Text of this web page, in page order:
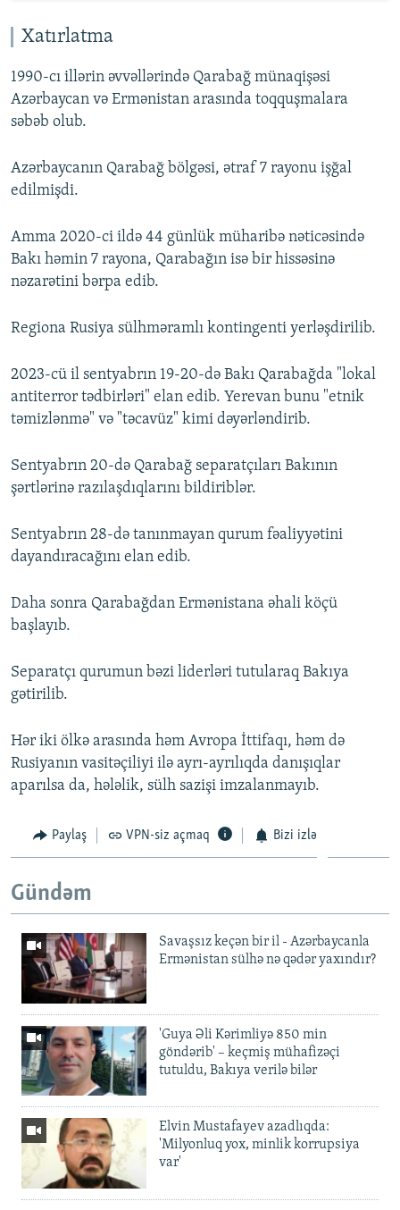
Xatırlatma
1990-cı illərin əvvəllərində Qarabağ münaqişəsi
Azərbaycan və Ermənistan arasında toqquşmalara
səbəb olub.
Azərbaycanın Qarabağ bölgəsi, ətraf 7 rayonu işğal
edilmişdi.
Amma 2020-ci ildə 44 günlük müharibə nəticəsində
Bakı həmin 7 rayona, Qarabağın isə bir hissəsinə
nəzarətini bərpa edib.
Regiona Rusiya sülhməramlı kontingenti yerləşdirilib.
2023-cü il sentyabrın 19-20-də Bakı Qarabağda "lokal
antiterror tədbirləri" elan edib. Yerevan bunu "etnik
təmizlənmə" və "təcavüz" kimi dəyərləndirib.
Sentyabrın 20-də Qarabağ separatçıları Bakının
şərtlərinə razılaşdıqlarını bildiriblər.
Sentyabrın 28-də tanınmayan qurum fəaliyyətini
dayandıracağını elan edib.
Daha sonra Qarabağdan Ermənistana əhali köçü
başlayıb.
Separatçı qurumun bəzi liderləri tutularaq Bakıya
gətirilib.
Hər iki ölkə arasında həm Avropa İttifaqı, həm də
Rusiyanın vasitəçiliyi ilə ayrı-ayrılıqda danışıqlar
aparılsa da, hələlik, sülh sazişi imzalanmayıb.
Paylaş VPN-siz açmaq Bizi izlə
Gündəm
Savaşsız keçən bir il - Azərbaycanla
Ermənistan sülhə nə qədər yaxındır?
'Guya Əli Kərimliyə 850 min
göndərib' – keçmiş mühafizəçi
tutuldu, Bakıya verilə bilər
Elvin Mustafayev azadlıqda:
'Milyonluq yox, minlik korrupsiya
var'